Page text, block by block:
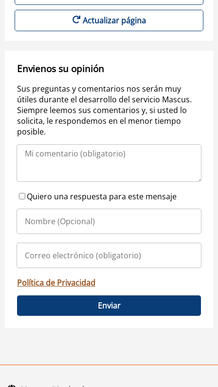
Actualizar página
Envienos su opinión
Sus preguntas y comentarios nos serán muy
útiles durante el desarrollo del servicio Mascus.
Siempre leemos sus comentarios y, si usted lo
solicita, le respondemos en el menor tiempo
posible.
Quiero una respuesta para este mensaje
Política de Privacidad
Enviar